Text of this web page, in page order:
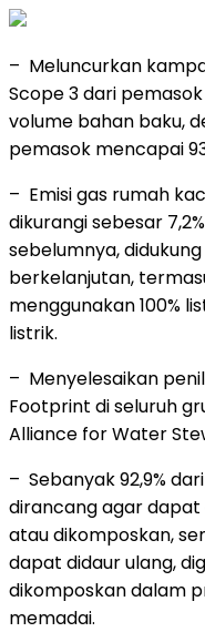
– Meluncurkan
Scope 3 dari
volume bahan baku,
pemasok mencapai
– Emisi gas rumah
dikurangi sebesar
sebelumnya,
berkelanjutan,
menggunakan 100%
listrik.
– Menyelesaikan
Footprint di seluruh
Alliance for Water
– Sebanyak 92,9%
dirancang agar dapat
atau dikomposkan,
dapat didaur ulang,
dikomposkan dalam
memadai.